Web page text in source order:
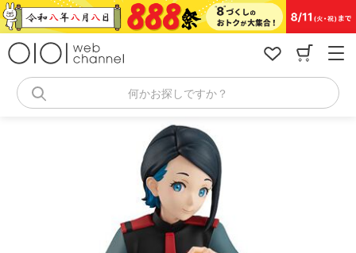
コ
ン
何かお探しですか？